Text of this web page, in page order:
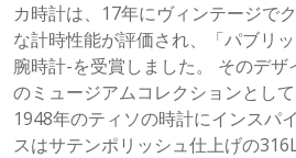
カ時計は、17年にヴィンテージで
な計時性能が評価され、「パブリ
腕時計-を受賞しました。 そのデザ
のミュージアムコレクションとし
1948年のティソの時計にインスパ
スはサテンポリッシュ仕上げの